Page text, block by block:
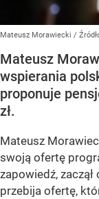
Mateusz Morawiecki /
Mateusz
wspierania
proponuje
zł.
Mateusz
swoją ofertę
zapowiedź,
przebija ofertę,